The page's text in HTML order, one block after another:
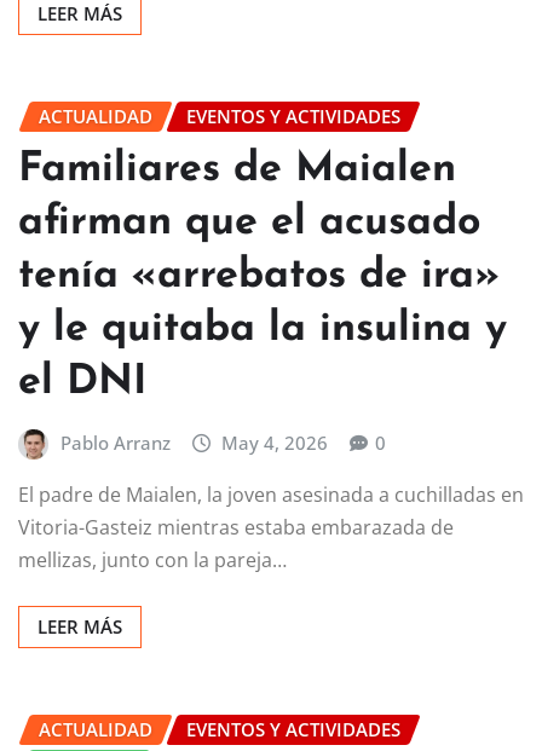
LEER MÁS
ACTUALIDAD EVENTOS Y ACTIVIDADES
Familiares de Maialen
afirman que el acusado
tenía «arrebatos de ira»
y le quitaba la insulina y
el DNI
Pablo Arranz May 4, 2026 0
El padre de Maialen, la joven asesinada a cuchilladas en
Vitoria-Gasteiz mientras estaba embarazada de
mellizas, junto con la pareja…
LEER MÁS
ACTUALIDAD
EVENTOS Y ACTIVIDADES